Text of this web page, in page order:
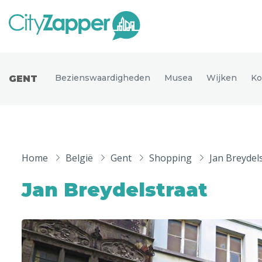
Nederland
Europa
Andere wereldsteden
Uitgelichte bestemmingen
Florence
GENT Bezienswaardigheden Musea Wijken
Home België Gent Shopping Jan
Jan Breydelstraat